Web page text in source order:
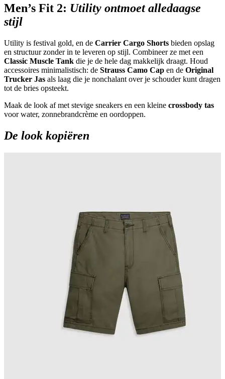
Men’s Fit 2: Utility ontmoet alledaagse
stijl
Utility is festival gold, en de Carrier Cargo Shorts bieden opslag
en structuur zonder in te leveren op stijl. Combineer ze met een
Classic Muscle Tank die je de hele dag makkelijk draagt. Houd
accessoires minimalistisch: de Strauss Camo Cap en de Original
Trucker Jas als laag die je nonchalant over je schouder kunt dragen
tot de bries opsteekt.
Maak de look af met stevige sneakers en een kleine crossbody tas
voor water, zonnebrandcrème en oordoppen.
De look kopiëren